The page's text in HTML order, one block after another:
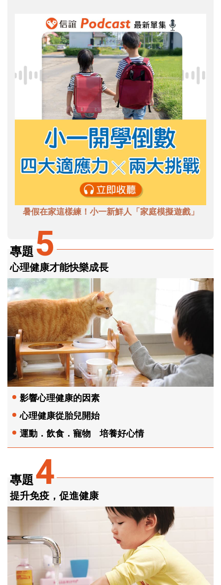
暑假在家這樣練！小一新鮮人「家庭模擬遊戲」
專題4
提升免疫，促進健康
專題 5
心理健康才能快樂成長
影響心理健康的因素
心理健康從胎兒開始
運動．飲食．寵物 培養好心情